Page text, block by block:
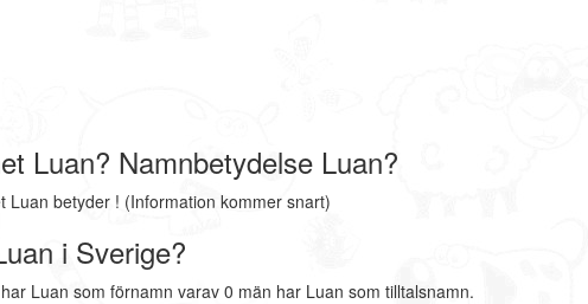
Luan? Namnbetydelse Luan?
Luan betyder ! (Information kommer snart)
i Sverige?
Luan som förnamn varav 0 män har Luan som tilltalsnamn.